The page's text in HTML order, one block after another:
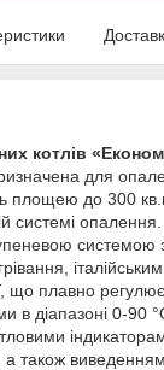
котлів
для
площею до 300
системі
системою
що плавно
в діапазоні 0-90
також